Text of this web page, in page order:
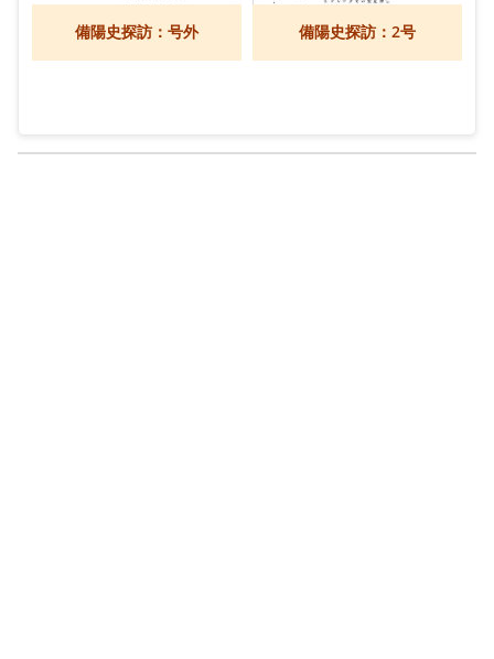
備陽史探訪：号外 備陽史探訪：2号